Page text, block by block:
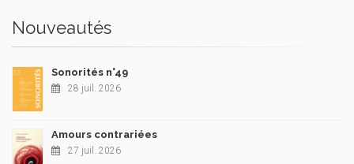
Nouveautés
Sonorités n°49
28 juil. 2026
Amours contrariées
27 juil. 2026